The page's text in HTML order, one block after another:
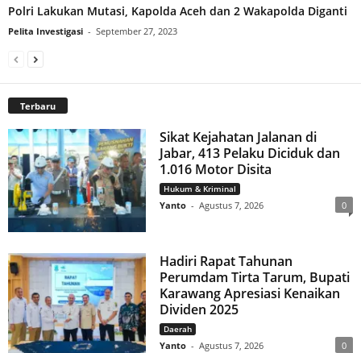
Polri Lakukan Mutasi, Kapolda Aceh dan 2 Wakapolda Diganti
Pelita Investigasi - September 27, 2023
Terbaru
Sikat Kejahatan Jalanan di
Jabar, 413 Pelaku Diciduk dan
1.016 Motor Disita
Hukum & Kriminal
Yanto - Agustus 7, 2026 0
Hadiri Rapat Tahunan
Perumdam Tirta Tarum, Bupati
Karawang Apresiasi Kenaikan
Dividen 2025
Daerah
Yanto - Agustus 7, 2026 0